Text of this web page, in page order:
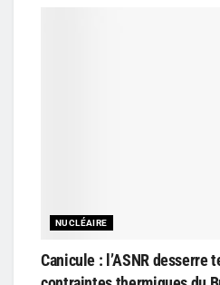
NUCLÉAIRE
Canicule : l’ASNR desserre